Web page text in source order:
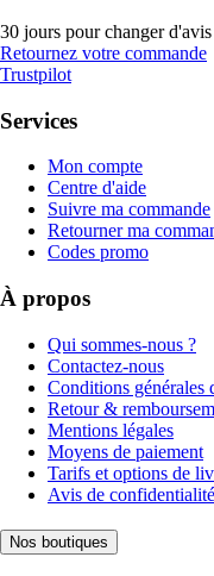
30 jours pour changer d'avis
Retournez votre commande
Trustpilot
Services
Mon compte
Centre d'aide
Suivre ma commande
Retourner ma
Codes promo
À propos
Qui sommes-nous ?
Contactez-nous
Conditions générales
Retour &
Mentions légales
Moyens de paiement
Tarifs et options de
Avis de confidentialité
Nos boutiques